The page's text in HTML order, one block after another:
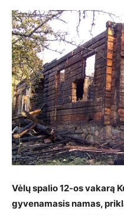
Vėlų spalio 12-os vakarą
gyvenamasis namas,